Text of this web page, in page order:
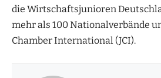
die Wirtschaftsjunioren
mehr als 100 Nationalverbände
Chamber International (JCI).